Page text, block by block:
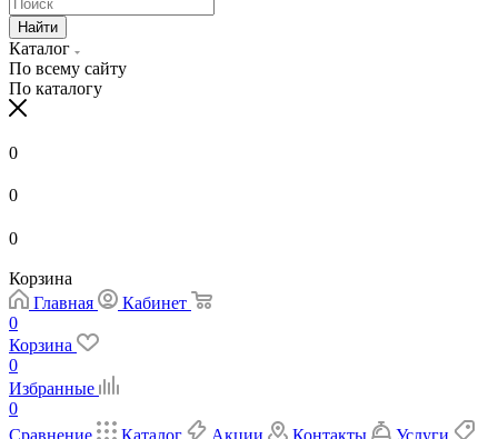
Найти
Каталог
По всему сайту
По каталогу
0
0
0
Корзина
Главная
Кабинет
0
Корзина
0
Избранные
0
Сравнение
Каталог Акции Контакты
Услуги